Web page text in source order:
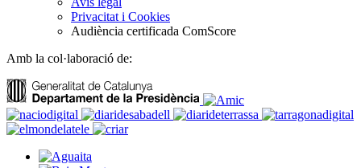
Privacitat i Cookies
Audiència certificada ComScore
Amb la col·laboració de: